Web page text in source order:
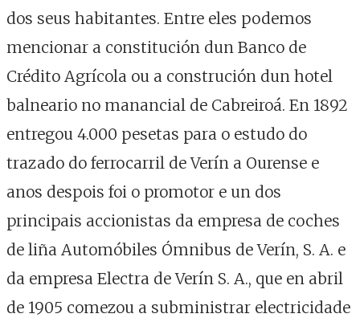
dos seus habitantes. Entre eles podemos
mencionar a constitución dun Banco de
Crédito Agrícola ou a construción dun hotel
balneario no manancial de Cabreiroá. En 1892
entregou 4.000 pesetas para o estudo do
trazado do ferrocarril de Verín a Ourense e
anos despois foi o promotor e un dos
principais accionistas da empresa de coches
de liña Automóbiles Ómnibus de Verín, S. A. e
da empresa Electra de Verín S. A., que en abril
de 1905 comezou a subministrar electricidade